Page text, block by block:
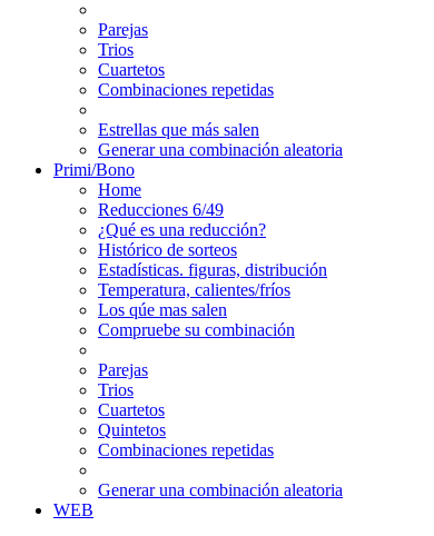
Parejas
Trios
Cuartetos
Combinaciones repetidas
Estrellas que más salen
Generar una combinación aleatoria
Primi/Bono
Home
Reducciones 6/49
¿Qué es una reducción?
Histórico de sorteos
Estadísticas. figuras, distribución
Temperatura, calientes/fríos
Los qúe mas salen
Compruebe su combinación
Parejas
Trios
Cuartetos
Quintetos
Combinaciones repetidas
Generar una combinación aleatoria
WEB